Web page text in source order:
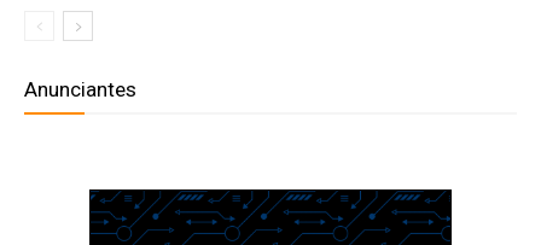
Anunciantes